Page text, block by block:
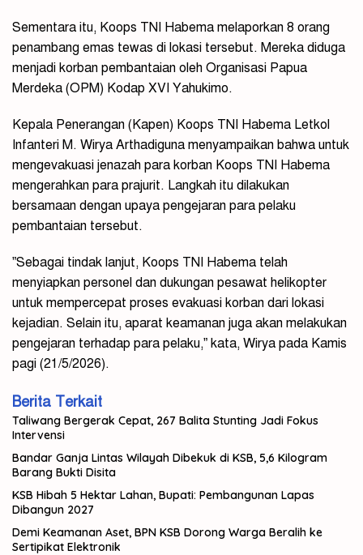
Sementara itu, Koops TNI Habema melaporkan 8 orang
penambang emas tewas di lokasi tersebut. Mereka diduga
menjadi korban pembantaian oleh Organisasi Papua
Merdeka (OPM) Kodap XVI Yahukimo.
Kepala Penerangan (Kapen) Koops TNI Habema Letkol
Infanteri M. Wirya Arthadiguna menyampaikan bahwa untuk
mengevakuasi jenazah para korban Koops TNI Habema
mengerahkan para prajurit. Langkah itu dilakukan
bersamaan dengan upaya pengejaran para pelaku
pembantaian tersebut.
”Sebagai tindak lanjut, Koops TNI Habema telah
menyiapkan personel dan dukungan pesawat helikopter
untuk mempercepat proses evakuasi korban dari lokasi
kejadian. Selain itu, aparat keamanan juga akan melakukan
pengejaran terhadap para pelaku,” kata, Wirya pada Kamis
pagi (21/5/2026).
Berita Terkait
Taliwang Bergerak Cepat, 267 Balita Stunting Jadi Fokus
Intervensi
Bandar Ganja Lintas Wilayah Dibekuk di KSB, 5,6 Kilogram
Barang Bukti Disita
KSB Hibah 5 Hektar Lahan, Bupati: Pembangunan Lapas
Dibangun 2027
Demi Keamanan Aset, BPN KSB Dorong Warga Beralih ke
Sertipikat Elektronik